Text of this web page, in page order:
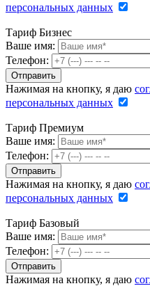
персональных данных
Тариф Бизнес
Ваше имя:
Телефон:
Нажимая на кнопку, я даю
персональных данных
Тариф Премиум
Ваше имя:
Телефон:
Нажимая на кнопку, я даю
персональных данных
Тариф Базовый
Ваше имя:
Телефон:
Нажимая на кнопку, я даю